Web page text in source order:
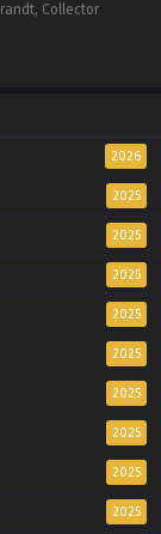
Collector
2026
2025
2025
2025
2025
2025
2025
2025
2025
2025